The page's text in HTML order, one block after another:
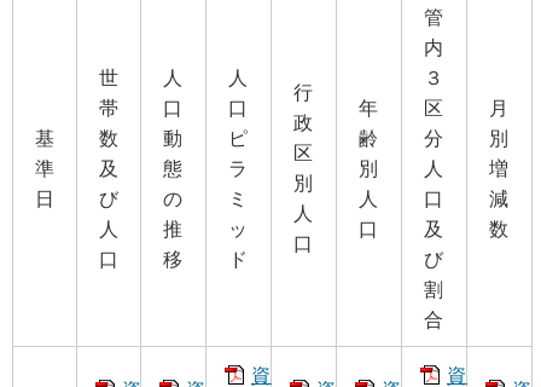
基
準
日
世
帯
数
及
び
人
口
人
口
動
態
の
推
移
人
口
ピ
ラ
ミ
ッ
ド
行
政
区
別
人
口
年
齢
別
人
口
管
内
３
区
分
人
口
及
び
割
合
月
別
増
減
数
資
資